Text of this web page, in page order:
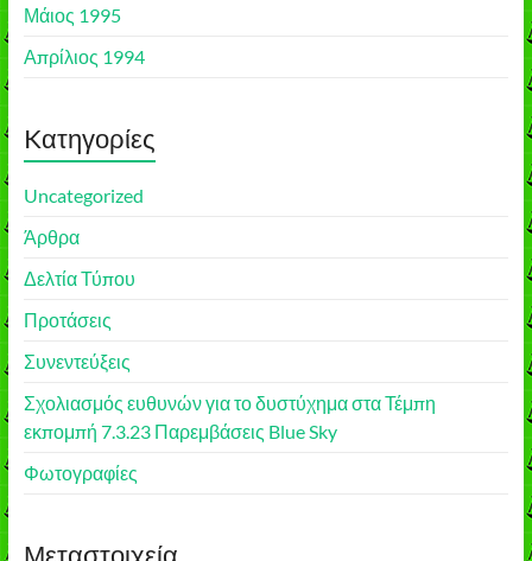
Μάιος 1995
Απρίλιος 1994
Kατηγορίες
Uncategorized
Άρθρα
Δελτία Τύπου
Προτάσεις
Συνεντεύξεις
Σχολιασμός ευθυνών για το δυστύχημα στα Τέμπη
εκπομπή 7.3.23 Παρεμβάσεις Blue Sky
Φωτογραφίες
Μεταστοιχεία